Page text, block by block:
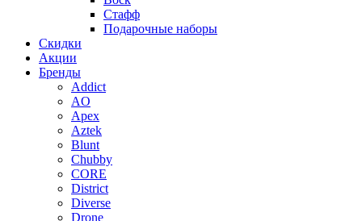
Стафф
Подарочные наборы
Скидки
Акции
Бренды
Addict
AO
Apex
Aztek
Blunt
Chubby
CORE
District
Diverse
Drone